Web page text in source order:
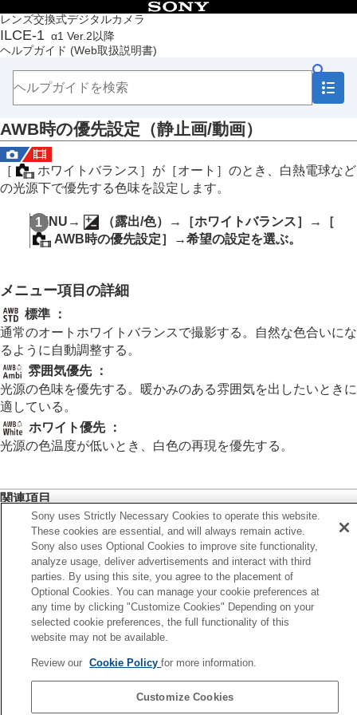
レンズ交換式デジタルカメラ
ILCE-1 α1 Ver.2以降
ヘルプガイド (Web取扱説明書)
目次
トップページ
ヘルプガイドの使いかた
本体と付属品を確認する
本機の基本操作
準備/基本的な撮影
MENU一覧から機能を探す
撮影機能を活用する
この章の目次
フォーカス（ピント）を合わせる
顔/瞳AF
ISO感度を選ぶ
ホワイトバランス
ホワイトバランス （静止画/動画）
基準になる白色を取得してホワイトバランス
を設定する（カスタムホワイトバランス）
WB取り込み枠サイズ
AWB時の優先設定 （静止画/動画）
ショックレスWB
画像に効果を加える
より高解像の静止画を撮影する
画質や記録形式を設定する
タッチ機能を使う
シャッターの設定
ズームする
フラッシュを使う
手ブレを補正する
レンズ補正（静止画/動画）
ノイズリダクション
動画の音声を記録する
動画を撮影しながら静止画を切り出す
AWB時の優先設定 （静止画/動画）
［ ホワイトバランス］ が ［オート］のとき、白熱電球など
の光源下で優先する色味を設定します。
MENU → （露出/色）→ ［ホワイトバランス］ →
［
AWB時の優先設定］
→希望の設定を選ぶ。
メニュー項目の詳細
標準
：
通常のオートホワイトバランスで撮影する。自然な色合いにな
るように自動調整する。
雰囲気優先 ：
光源の色味を優先する。暖かみのある雰囲気を出したいときに
適している。
ホワイト優先 ：
光源の色温度が低いとき、白色の再現を優先する。
関連項目
ホワイトバランス （静止画/動画）
取り込み枠サイズ（静止画/動画）
次へ
シャッターAWBロ
ヘルプガイドをご覧ください。
Sony uses Strictly Necessary Cookies to operate this website.
These cookies are essential, and will always remain active.
Sony also uses Optional Cookies to improve site functionality,
analyze usage, deliver advertisements and interact with third
parties. By using this site, you agree to the placement of
Optional Cookies. You can manage your cookie preferences at
any time by clicking "Customize Cookies" Depending on your
selected cookie preferences, the full functionality of this
website may not be available.
Review our Cookie Policyfor more information.
Customize Cookies